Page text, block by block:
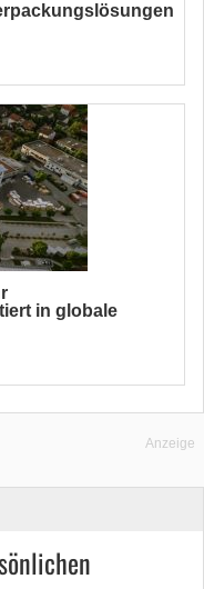
in globale
Anzeige